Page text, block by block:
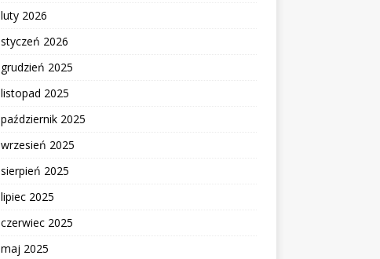
luty 2026
styczeń 2026
grudzień 2025
listopad 2025
październik 2025
wrzesień 2025
sierpień 2025
lipiec 2025
czerwiec 2025
maj 2025